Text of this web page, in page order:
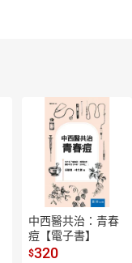
中西醫共治：青春
痘【電子書】
$320